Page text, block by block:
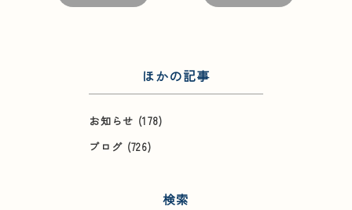
ほかの記事
お知らせ (178)
ブログ (726)
検索